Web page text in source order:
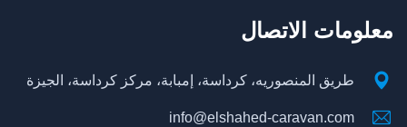
معلومات الاتصال
طريق المنصوريه، كرداسة، إمبابة، مركز كرداسة، الجيزة
info@elshahed-caravan.com